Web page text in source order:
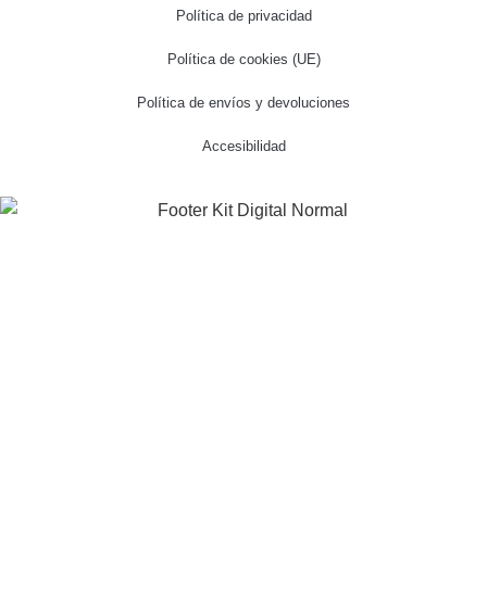
Política de privacidad
Política de cookies (UE)
Política de envíos y devoluciones
Accesibilidad